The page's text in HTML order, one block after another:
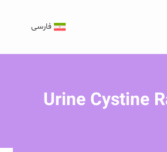
فارسی
Urine Cystine